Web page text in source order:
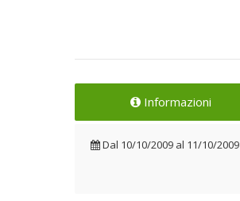
Informazioni
Dal 10/10/2009 al 11/10/2009